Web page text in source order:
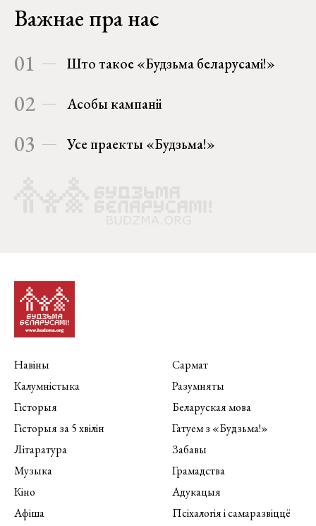
Важнае пра нас
01 Што такое «Будзьма беларусамі!»
02 Асобы кампаніі
03 Усе праекты «Будзьма!»
Навіны
Калумністыка
Гісторыя
Гісторыя за 5 хвілін
Літаратура
Музыка
Кіно
Афіша
Сармат
Разумняты
Беларуская мова
Гатуем з «Будзьма!»
Забавы
Грамадства
Адукацыя
Псіхалогія і самаразвіццё